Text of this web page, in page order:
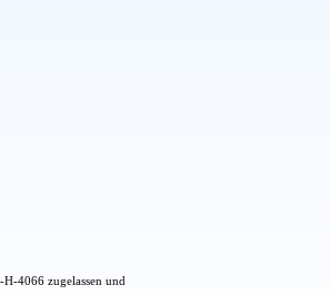
4066 zugelassen und